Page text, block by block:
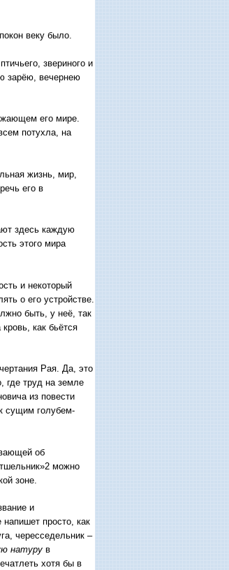
веку было.
звериного и
зарёю, вечернею
его мире.
потухла, на
жизнь, мир,
его в
здесь каждую
этого мира
и некоторый
о его устройстве.
быть, у неё, так
как бьётся
Рая. Да, это
где труд на земле
из повести
сущим голубем-
об
можно
зоне.
и
просто, как
чересседельник –
натуру в
хотя бы в